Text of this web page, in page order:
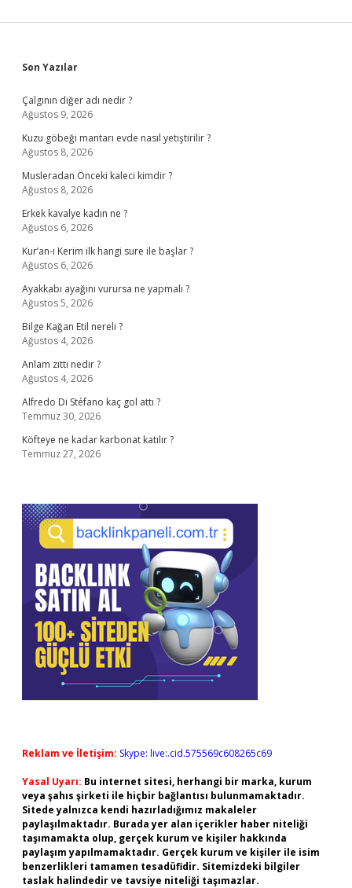
Sidebar
Son Yazılar
Çalgının diğer adı nedir ?
Ağustos 9, 2026
Kuzu göbeği mantarı evde nasıl yetiştirilir ?
Ağustos 8, 2026
Musleradan Önceki kaleci kimdir ?
Ağustos 8, 2026
Erkek kavalye kadın ne ?
Ağustos 6, 2026
Kur’an-ı Kerim ilk hangi sure ile başlar ?
Ağustos 6, 2026
Ayakkabı ayağını vurursa ne yapmalı ?
Ağustos 5, 2026
Bilge Kağan Etil nereli ?
Ağustos 4, 2026
Anlam zıttı nedir ?
Ağustos 4, 2026
Alfredo Di Stéfano kaç gol attı ?
Temmuz 30, 2026
Köfteye ne kadar karbonat katılır ?
Temmuz 27, 2026
Reklam ve İletişim: Skype: live:.cid.575569c608265c69
Yasal Uyarı: Bu internet sitesi, herhangi bir marka, kurum
veya şahıs şirketi ile hiçbir bağlantısı bulunmamaktadır.
Sitede yalnızca kendi hazırladığımız makaleler
paylaşılmaktadır. Burada yer alan içerikler haber niteliği
taşımamakta olup, gerçek kurum ve kişiler hakkında
paylaşım yapılmamaktadır. Gerçek kurum ve kişiler ile isim
benzerlikleri tamamen tesadüfidir. Sitemizdeki bilgiler
taslak halindedir ve tavsiye niteliği taşımazlar.